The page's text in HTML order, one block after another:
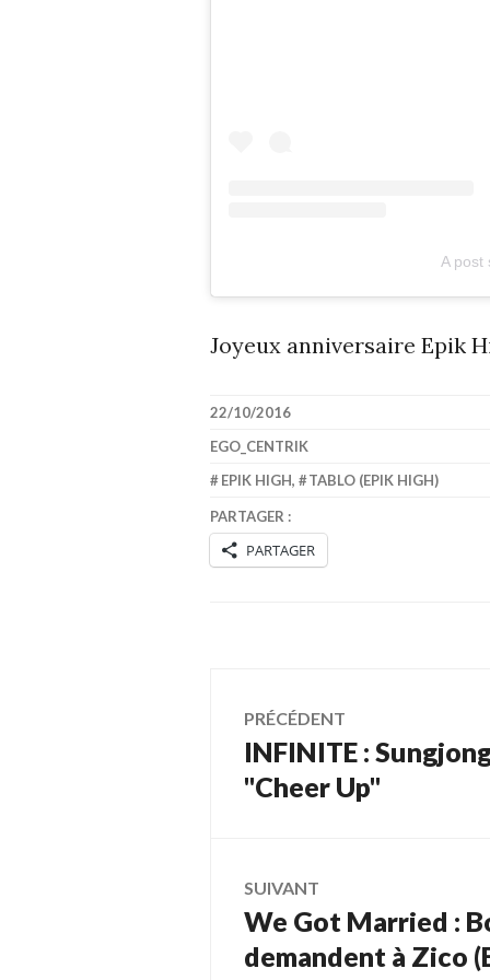
A post
Joyeux anniversaire Epik
22/10/2016
EGO_CENTRIK
EPIK HIGH, TABLO (EPIK HIGH)
PARTAGER :
PARTAGER
Navigation
de
PRÉCÉDENT
Article
précédent :
INFINITE :
"Cheer Up"
SUIVANT
Article
Suivant:
We Got Married :
demandent à Zico